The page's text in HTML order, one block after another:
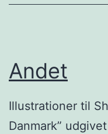
Andet
Illustrationer til
Danmark”